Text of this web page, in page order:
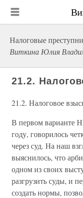
Налоговые
Виткина Юлия
21.2.
21.2. Налоговое
В первом варианте
году, говорилось
через суд. На наш
выяснилось, что
одном из своих
разгрузить суды, и
создать нормы,